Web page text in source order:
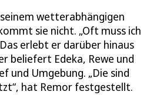
wetterabhängigen
sie nicht. „Oft muss ich
erlebt er darüber hinaus
beliefert Edeka, Rewe und
und Umgebung. „Die sind
hat Remor festgestellt.